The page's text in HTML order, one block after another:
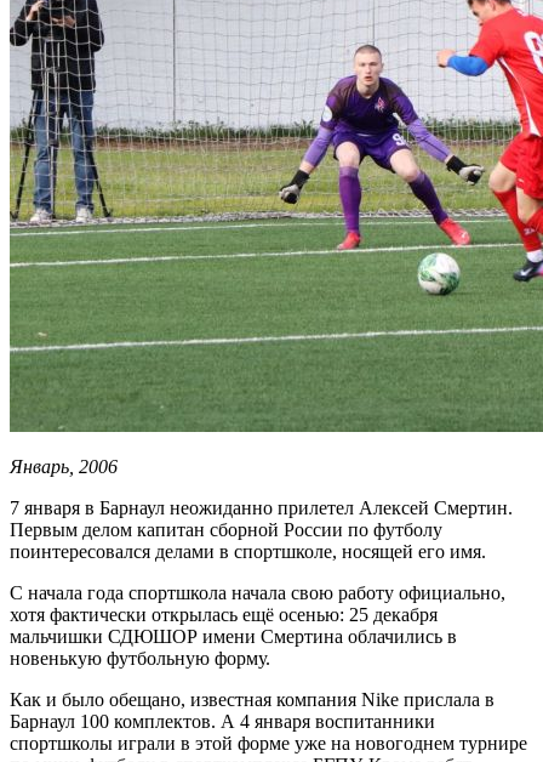
Январь, 2006
7 января в Барнаул неожиданно прилетел Алексей Смертин.
Первым делом капитан сборной России по футболу
поинтересовался делами в спортшколе, носящей его имя.
С начала года спортшкола начала свою работу официально,
хотя фактически открылась ещё осенью: 25 декабря
мальчишки СДЮШОР имени Смертина облачились в
новенькую футбольную форму.
Как и было обещано, известная компания Nike прислала в
Барнаул 100 комплектов. А 4 января воспитанники
спортшколы играли в этой форме уже на новогоднем турнире